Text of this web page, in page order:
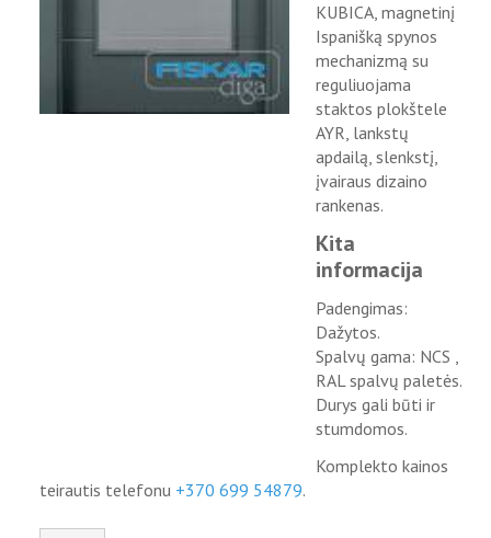
KUBICA, magnetinį
Ispanišką spynos
mechanizmą su
reguliuojama
staktos plokštele
AYR, lankstų
apdailą, slenkstį,
įvairaus dizaino
rankenas.
Kita
informacija
Padengimas:
Dažytos.
Spalvų gama: NCS ,
RAL spalvų paletės.
Durys gali būti ir
stumdomos.
Komplekto kainos
teirautis telefonu +370 699 54879.